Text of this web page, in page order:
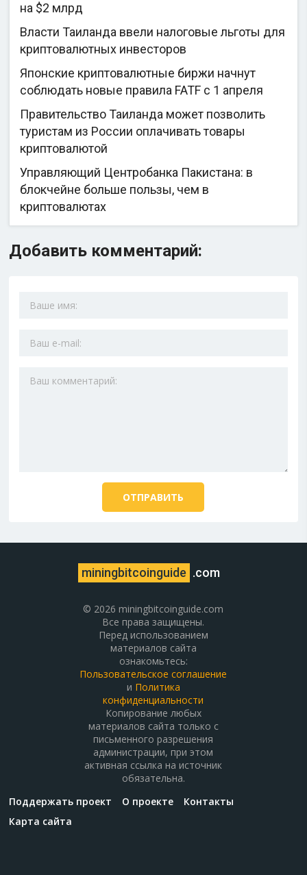
на $2 млрд
Власти Таиланда ввели налоговые льготы для
криптовалютных инвесторов
Японские криптовалютные биржи начнут
соблюдать новые правила FATF с 1 апреля
Правительство Таиланда может позволить
туристам из России оплачивать товары
криптовалютой
Управляющий Центробанка Пакистана: в
блокчейне больше пользы, чем в
криптовалютах
Добавить комментарий:
miningbitcoinguide .com
© 2026 miningbitcoinguide.com
Все права защищены.
Перед использованием
материалов сайта
ознакомьтесь:
Пользовательское соглашение
и Политика
конфиденциальности
Копирование любых
материалов сайта только с
письменного разрешения
администрации, при этом
активная ссылка на источник
обязательна.
Поддержать проект
О проекте
Контакты
Карта сайта